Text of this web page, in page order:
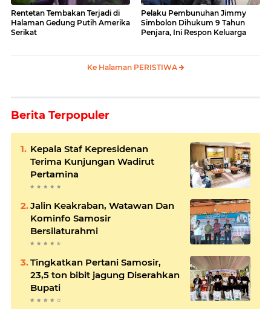
Rentetan Tembakan Terjadi di
Halaman Gedung Putih Amerika
Serikat
Pelaku Pembunuhan Jimmy
Simbolon Dihukum 9 Tahun
Penjara, Ini Respon Keluarga
Ke Halaman PERISTIWA
Berita Terpopuler
Kepala Staf Kepresidenan
Terima Kunjungan Wadirut
Pertamina
Jalin Keakraban, Watawan Dan
Kominfo Samosir
Bersilaturahmi
Tingkatkan Pertani Samosir,
23,5 ton bibit jagung Diserahkan
Bupati